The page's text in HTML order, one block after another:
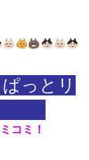
ぱっとリ
コミ！